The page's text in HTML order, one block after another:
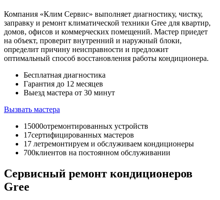
Компания «Клим Сервис» выполняет диагностику, чистку,
заправку и ремонт климатической техники Gree для квартир,
домов, офисов и коммерческих помещений. Мастер приедет
на объект, проверит внутренний и наружный блоки,
определит причину неисправности и предложит
оптимальный способ восстановления работы кондиционера.
Бесплатная диагностика
Гарантия до 12 месяцев
Выезд мастера от 30 минут
Вызвать мастера
15000отремонтированных устройств
17сертифицированных мастеров
17 летремонтируем и обслуживаем кондиционеры
700клиентов на постоянном обслуживании
Сервисный ремонт кондиционеров
Gree